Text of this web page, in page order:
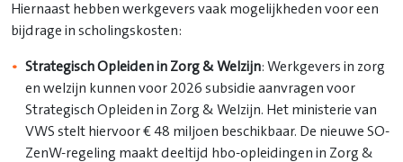
Hiernaast hebben werkgevers vaak mogelijkheden voor een
bijdrage in scholingskosten:
Strategisch Opleiden in Zorg & Welzijn: Werkgevers in zorg
en welzijn kunnen voor 2026 subsidie aanvragen voor
Strategisch Opleiden in Zorg & Welzijn. Het ministerie van
VWS stelt hiervoor € 48 miljoen beschikbaar. De nieuwe SO-
ZenW-regeling maakt deeltijd hbo-opleidingen in Zorg &